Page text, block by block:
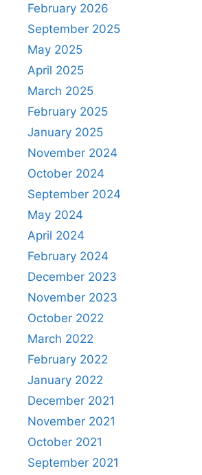
February 2026
September 2025
May 2025
April 2025
March 2025
February 2025
January 2025
November 2024
October 2024
September 2024
May 2024
April 2024
February 2024
December 2023
November 2023
October 2022
March 2022
February 2022
January 2022
December 2021
November 2021
October 2021
September 2021